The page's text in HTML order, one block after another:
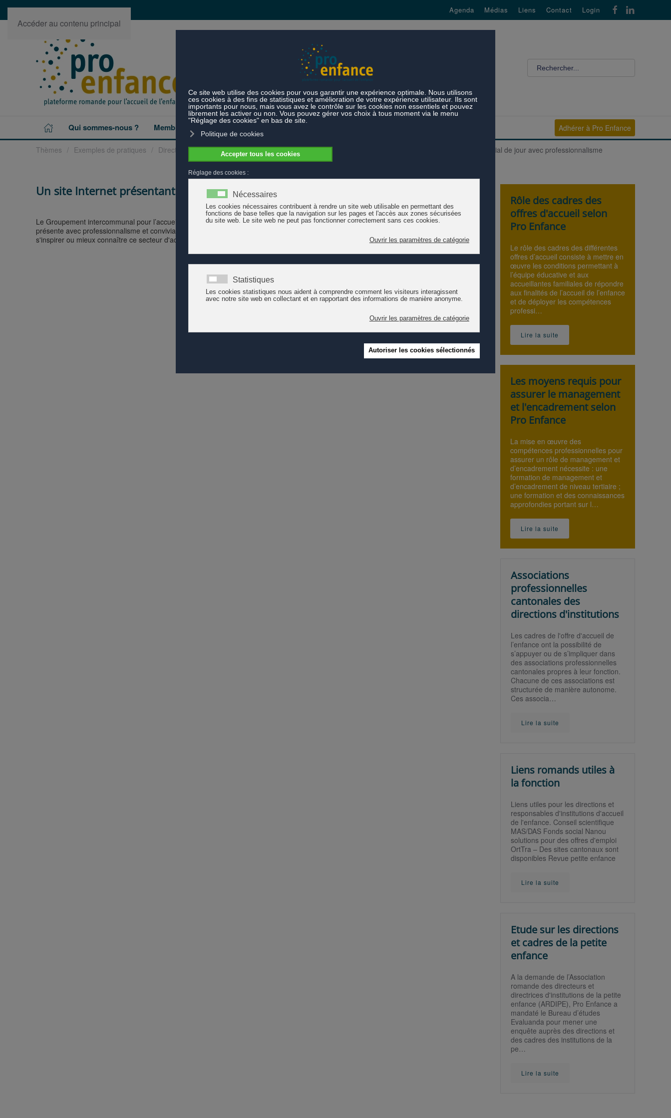
Accéder au contenu principal
Agenda Médias Liens Contact Login
Qui sommes-nous ? Membres Projets et prestations Adhérer à Pro Enfance
Thèmes Exemples de pratiques Directions et responsables Thèmes Accueil de l'enfance Un site Internet présentant l'accueil familial de jour avec professionnalisme
Un site Internet présentant l'accueil familial de jour avec professionnalisme
Le Groupement intercommunal pour l’accueil familial de jour AFJ Rhône-Sud (canton de Genève) s'offre unnouveau site Internet
présente avec professionnalisme et convivialité les prestations en la matière : gouvernance, qualification, portraits, etc. A découvrir pour
s'inspirer ou mieux connaître ce secteur d'activité.
Rôle des cadres des
offres d'accueil selon
Pro Enfance
Le rôle des cadres des différentes
offres d’accueil consiste à mettre en
œuvre les conditions permettant à
l’équipe éducative et aux
accueillantes familiales de répondre
aux finalités de l’accueil de l’enfance
et de déployer les compétences
professi…
Lire la suite
Les moyens requis pour
assurer le management
et l'encadrement selon
Pro Enfance
La mise en œuvre des
compétences professionnelles pour
assurer un rôle de management et
d’encadrement nécessite : une
formation de management et
d’encadrement de niveau tertiaire ;
une formation et des connaissances
approfondies portant sur l…
Lire la suite
Associations
professionnelles
cantonales des
directions d'institutions
Les cadres de l'offre d'accueil de
l’enfance ont la possibilité de
s’appuyer ou de s’impliquer dans
des associations professionnelles
cantonales propres à leur fonction.
Chacune de ces associations est
structurée de manière autonome.
Ces associa…
Lire la suite
Liens romands utiles à
la fonction
Liens utiles pour les directions et
responsables d'institutions d'accueil
de l'enfance. Conseil scientifique
MAS/DAS Fonds social Nanou
solutions pour des offres d'emploi
OrtTra – Des sites cantonaux sont
disponibles Revue petite enfance
Lire la suite
Etude sur les directions
et cadres de la petite
enfance
A la demande de l’Association
romande des directeurs et
directrices d'institutions de la petite
enfance (ARDIPE), Pro Enfance a
mandaté le Bureau d’études
Evaluanda pour mener une
enquête auprès des directions et
des cadres des institutions de la
pe…
Lire la suite